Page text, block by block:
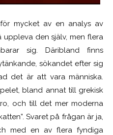
mycket av en analys av
den själv, men flera
sig. Däribland finns
sökandet efter sig
det är att vara människa.
bland annat till grekisk
och till det mer moderna
Svaret på frågan är ja,
med en av flera fyndiga